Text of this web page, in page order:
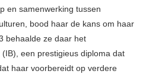
en samenwerking tussen
bood haar de kans om haar
behaalde ze daar het
een prestigieus diploma dat
haar voorbereidt op verdere